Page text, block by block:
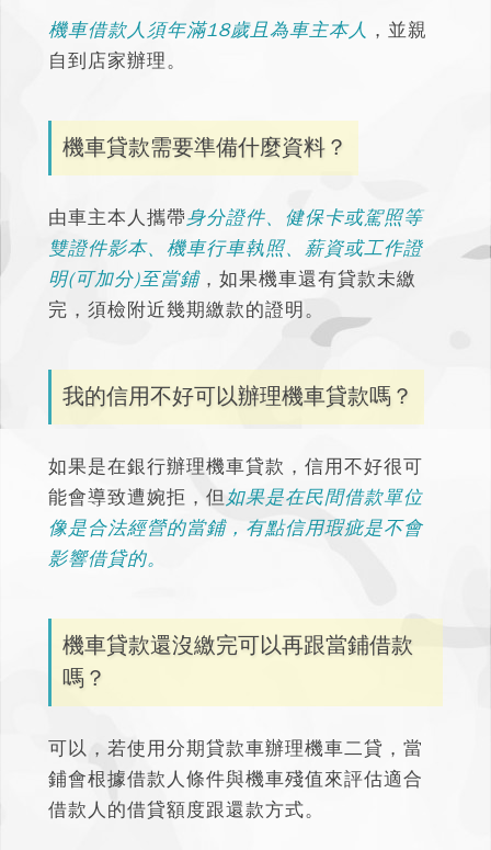
機車借款人須年滿18歲且為車主本人 ，並親
自到店家辦理。
機車貸款需要準備什麼資料？
由車主本人攜帶身分證件、健保卡或駕照等
雙證件影本、機車行車執照、薪資或工作證
明(可加分)至當鋪，如果機車還有貸款未繳
完，須檢附近幾期繳款的證明。
我的信用不好可以辦理機車貸款嗎？
如果是在銀行辦理機車貸款，信用不好很可
能會導致遭婉拒，但如果是在民間借款單位
像是合法經營的當鋪，有點信用瑕疵是不會
影響借貸的。
機車貸款還沒繳完可以再跟當鋪借款
嗎？
可以，若使用分期貸款車辦理機車二貸，當
鋪會根據借款人條件與機車殘值來評估適合
借款人的借貸額度跟還款方式。